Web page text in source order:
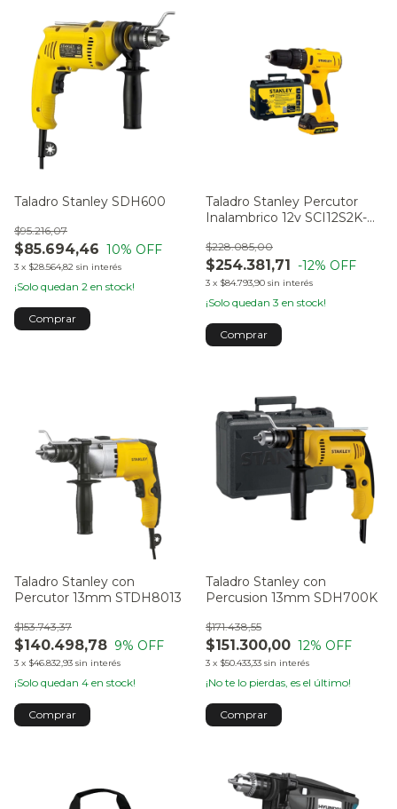
Taladro Stanley SDH600
$85.694,46
$95.216,07
10% OFF
3 x $28.564,82 sin interés
¡Solo quedan 2 en stock!
Taladro Stanley Percutor
Inalambrico 12v SCI12S2K-
$254.381,71
$228.085,00
-12% OFF
3 x $84.793,90 sin interés
¡Solo quedan 3 en stock!
Taladro Stanley con
Percutor 13mm STDH8013
$140.498,78
$153.743,37
9% OFF
3 x $46.832,93 sin interés
¡Solo quedan 4 en stock!
Taladro Stanley con
Percusion 13mm SDH700K
$151.300,00
$171.438,55
12% OFF
3 x $50.433,33 sin interés
¡No te lo pierdas, es el último!